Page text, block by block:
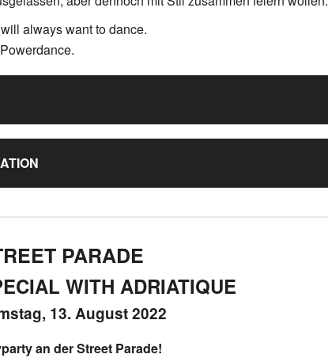
always want to dance.
PARADE
WITH ADRIATIQUE
13. August 2022
an der Street Parade!